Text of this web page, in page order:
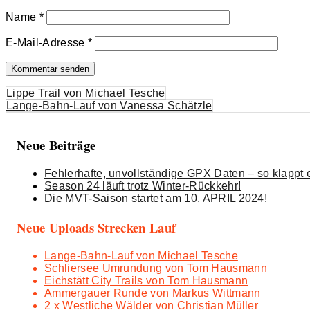
Name *
E-Mail-Adresse *
Beitrags-
Lippe Trail von Michael Tesche
Lange-Bahn-Lauf von Vanessa Schätzle
Neue Beiträge
Fehlerhafte, unvollständige GPX Daten – so klappt
Season 24 läuft trotz Winter-Rückkehr!
Die MVT-Saison startet am 10. APRIL 2024!
Neue Uploads Strecken Lauf
Lange-Bahn-Lauf von Michael Tesche
Schliersee Umrundung von Tom Hausmann
Eichstätt City Trails von Tom Hausmann
Ammergauer Runde von Markus Wittmann
2 x Westliche Wälder von Christian Müller